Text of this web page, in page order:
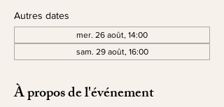
Autres dates
mer. 26 août, 14:00
sam. 29 août, 16:00
À propos de l'événement